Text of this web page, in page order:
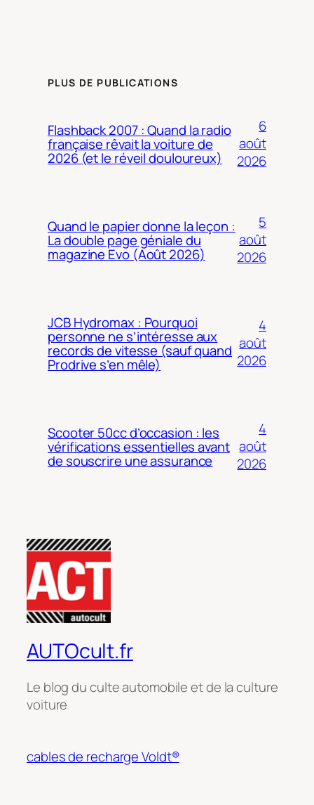
PLUS DE PUBLICATIONS
Flashback 2007 : Quand la radio
française rêvait la voiture de
2026 (et le réveil douloureux)
6
août
2026
Quand le papier donne la leçon :
La double page géniale du
magazine Evo (Août 2026)
5
août
2026
JCB Hydromax : Pourquoi
personne ne s’intéresse aux
records de vitesse (sauf quand
Prodrive s’en mêle)
4
août
2026
Scooter 50cc d’occasion : les
vérifications essentielles avant
de souscrire une assurance
4
août
2026
AUTOcult.fr
Le blog du culte automobile et de la culture
voiture
cables de recharge Voldt®